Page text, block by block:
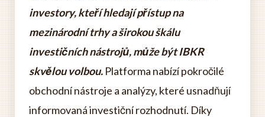
investory, kteří hledají přístup na
mezinárodní trhy a širokou škálu
investičních nástrojů, může být IBKR
skvělou volbou. Platforma nabízí pokročilé
obchodní nástroje a analýzy, které usnadňují
informovaná investiční rozhodnutí. Díky